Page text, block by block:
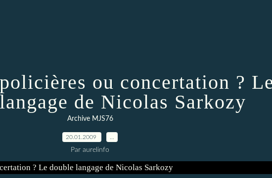
ou concertation ?
de Nicolas Sarkozy
Archive MJS76
20.01.2009
Par aurelinfo